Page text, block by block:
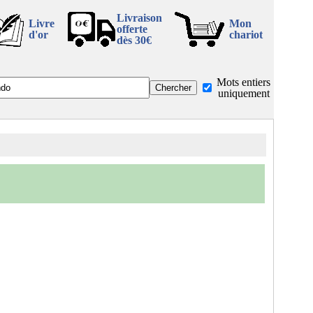
Livre
d'or
Livraison
offerte
dès 30€
Mon
chariot
Mots entiers
uniquement